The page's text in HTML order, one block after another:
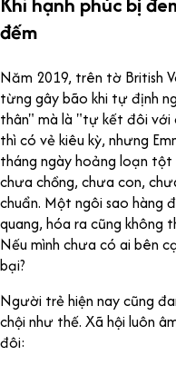
đếm
Năm 2019, trên tờ British
từng gây bão khi tự định
thân" mà là "tự kết đôi với
thì có vẻ kiêu kỳ, nhưng
tháng ngày hoảng loạn
chưa chồng, chưa con,
chuẩn. Một ngôi sao hàng
quang, hóa ra cũng không
Nếu mình chưa có ai bên
bại?
Người trẻ hiện nay cũng
chội như thế. Xã hội luôn
đôi: